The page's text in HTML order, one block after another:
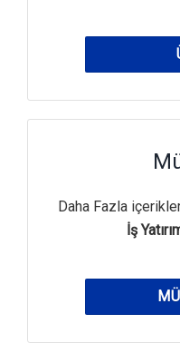
Daha Fazla
İş